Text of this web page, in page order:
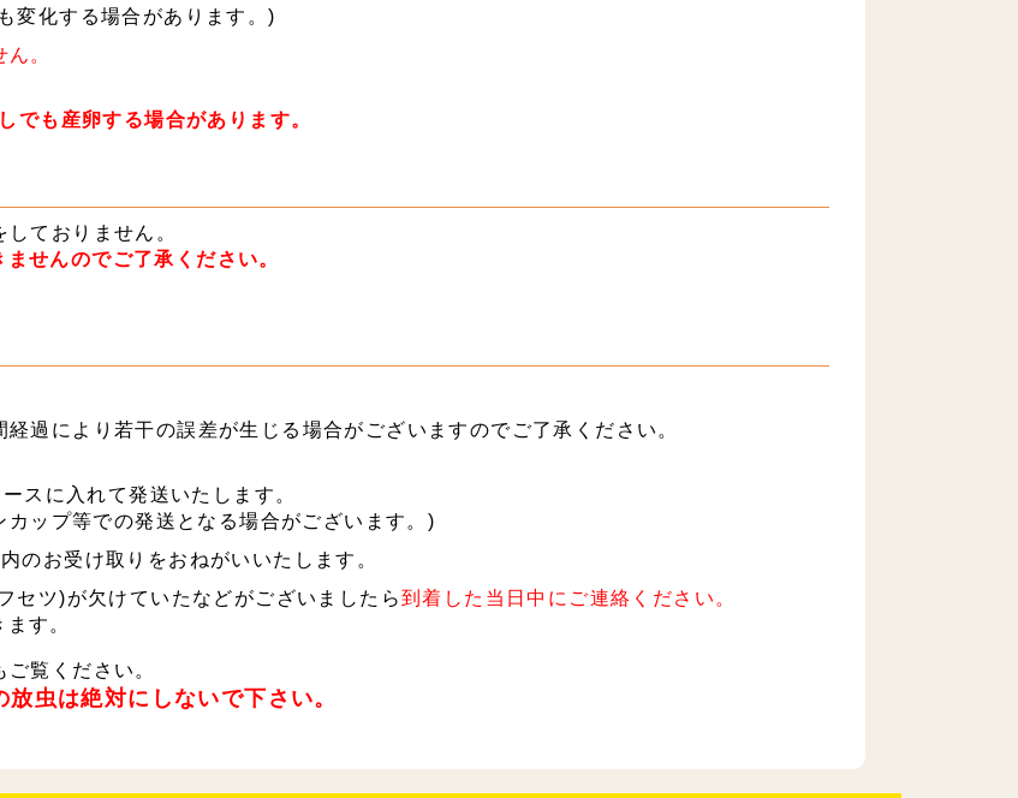
変化する場合があります。)
。
でも産卵する場合があります。
しておりません。
せんのでご了承ください。
過により若干の誤差が生じる場合がございますのでご了承ください。
スに入れて発送いたします。
ップ等での発送となる場合がございます。)
のお受け取りをおねがいいたします。
セツ)が欠けていたなどがございましたら到着した当日中にご連絡ください。
す。
ご覧ください。
虫は絶対にしないで下さい。